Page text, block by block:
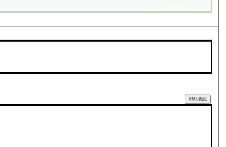
XML表記